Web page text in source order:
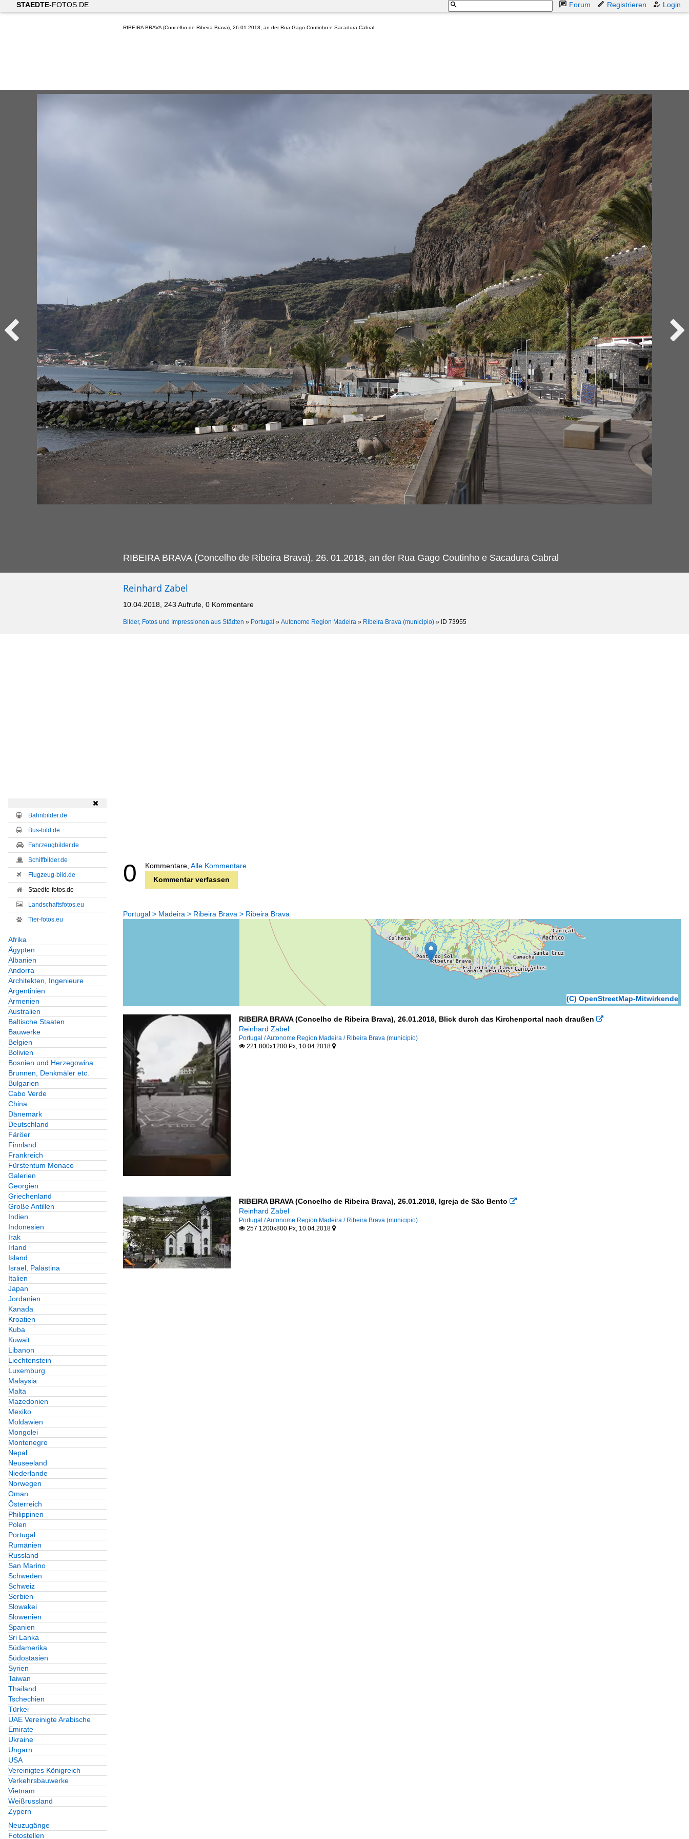
STAEDTE-FOTOS.DE Forum Registrieren Login
RIBEIRA BRAVA (Concelho de Ribeira Brava), 26.01.2018, an der Rua Gago Coutinho e Sacadura Cabral
RIBEIRA BRAVA (Concelho de Ribeira Brava), 26. 01.2018, an der Rua Gago Coutinho e Sacadura Cabral
Reinhard Zabel
10.04.2018, 243 Aufrufe, 0 Kommentare
Bilder, Fotos und Impressionen aus Städten » Portugal » Autonome Region Madeira » Ribeira Brava (municipio) » ID 73955

Bahnbilder.de
Bus-bild.de
Fahrzeugbilder.de
Schiffbilder.de
Flugzeug-bild.de
Staedte-fotos.de
Landschaftsfotos.eu
Tier-fotos.eu
Afrika
Ägypten
Albanien
Andorra
Architekten, Ingenieure
Argentinien
Armenien
Australien
Baltische Staaten
Bauwerke
Belgien
Bolivien
Bosnien und Herzegowina
Brunnen, Denkmäler etc.
Bulgarien
Cabo Verde
China
Dänemark
Deutschland
Färöer
Finnland
Frankreich
Fürstentum Monaco
Galerien
Georgien
Griechenland
Große Antillen
Indien
Indonesien
Irak
Irland
Island
Israel, Palästina
Italien
Japan
Jordanien
Kanada
Kroatien
Kuba
Kuwait
Libanon
Liechtenstein
Luxemburg
Malaysia
Malta
Mazedonien
Mexiko
Moldawien
Mongolei
Montenegro
Nepal
Neuseeland
Niederlande
Norwegen
Oman
Österreich
Philippinen
Polen
Portugal
Rumänien
Russland
San Marino
Schweden
Schweiz
Serbien
Slowakei
Slowenien
Spanien
Sri Lanka
Südamerika
Südostasien
Syrien
Taiwan
Thailand
Tschechien
Türkei
UAE Vereinigte Arabische
Emirate
Ukraine
Ungarn
USA
Vereinigtes Königreich
Verkehrsbauwerke
Vietnam
Weißrussland
Zypern
Neuzugänge
Fotostellen
0 Kommentare, Alle Kommentare
Kommentar verfassen
Portugal > Madeira > Ribeira Brava > Ribeira Brava
(C) OpenStreetMap-Mitwirkende
RIBEIRA BRAVA (Concelho de Ribeira Brava), 26.01.2018, Blick durch das Kirchenportal nach draußen 
Reinhard Zabel
Portugal / Autonome Region Madeira / Ribeira Brava (municipio)
221 800x1200 Px, 10.04.2018 
RIBEIRA BRAVA (Concelho de Ribeira Brava), 26.01.2018, Igreja de São Bento 
Reinhard Zabel
Portugal / Autonome Region Madeira / Ribeira Brava (municipio)
257 1200x800 Px, 10.04.2018 